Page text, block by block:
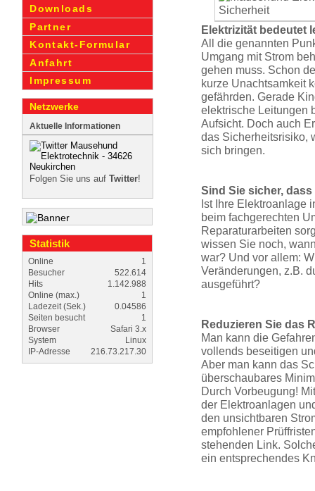
Elektrizität bedeutet
All die genannten
Umgang mit Strom
gehen muss. Schon
kurze Unachtsamkeit
gefährden. Gerade
elektrische Leitungen
Aufsicht. Doch auch
das Sicher­heits­risiko,
sich bringen.
Sind Sie sicher,
Ist Ihre Elektroanlage
beim fachgerechten
Reparaturar­beiten
wissen Sie noch,
war? Und vor allem:
Veränderungen, z.B.
ausgeführt?
Reduzieren Sie das
Man kann die
vollends beseitigen
Aber man kann das
überschaubares
Durch Vorbeugung!
der Elekt­roan­lagen
den unsichtbaren
empfohlener
stehenden Link.
ein entsprec­hendes
Downloads
Partner
Kontakt-Formular
Anfahrt
Impressum
Netzwerke
Aktuelle Informationen
Folgen Sie uns auf Twitter!
Statistik
Online
1
Besucher
522.614
Hits
1.142.988
Online (max.)
1
Ladezeit (Sek.)
0.04586
Seiten besucht
1
Browser
Safari 3.x
System
Linux
IP-Adresse
216.73.217.30